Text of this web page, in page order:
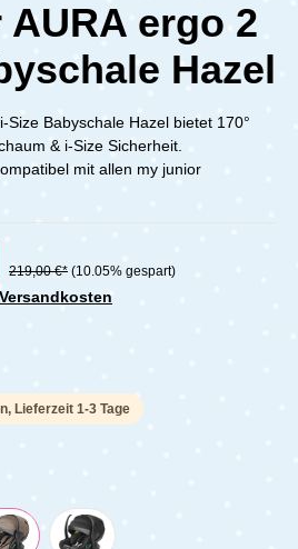
ergo 2
Hazel
Size Babyschale Hazel bietet 170°
& i-Size Sicherheit.
mit allen my junior
219,00 €* (10.05% gespart)
von 0 von 5 Sternen
Lieferzeit 1-3 Tage